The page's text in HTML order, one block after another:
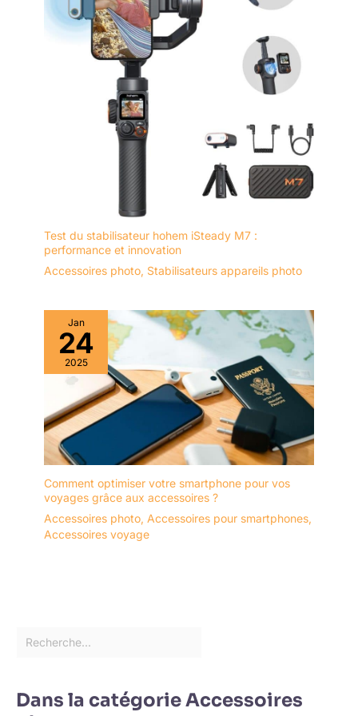
Test du stabilisateur hohem iSteady M7 :
performance et innovation
Accessoires photo, Stabilisateurs appareils photo
Jan
24
2025
Comment optimiser votre smartphone pour vos
voyages grâce aux accessoires ?
Accessoires photo, Accessoires pour smartphones,
Accessoires voyage
Dans la catégorie Accessoires